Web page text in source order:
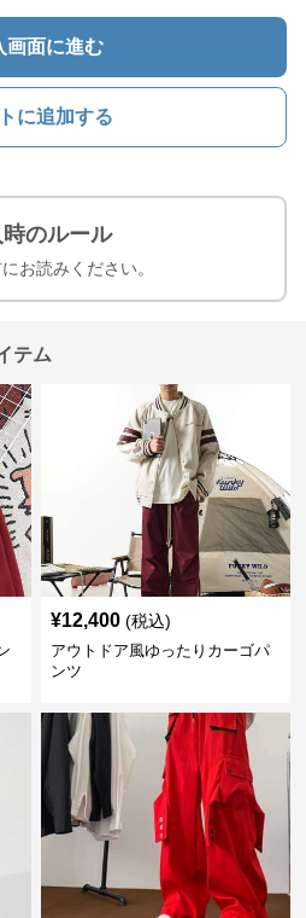
画面に進む
に追加する
のルール
お読みください。
テム
¥12,400 (税込)
アウトドア風ゆったりカーゴパ
ンツ